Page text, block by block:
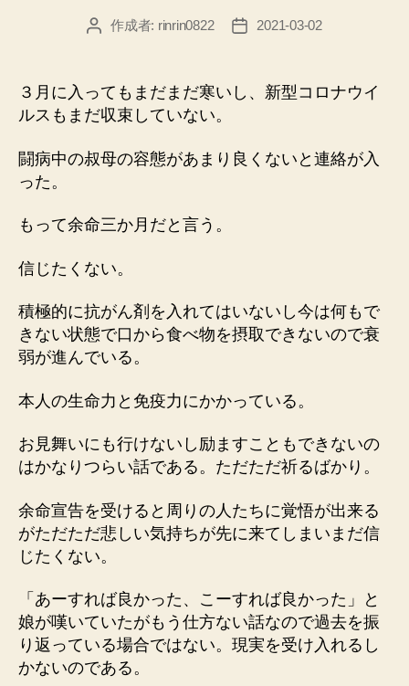
投 作成者: rinrin0822
投
2021-03-02
３月に入ってもまだまだ寒いし、新型コロナウイ
ルスもまだ収束していない。
闘病中の叔母の容態があまり良くないと連絡が入
った。
もって余命三か月だと言う。
信じたくない。
積極的に抗がん剤を入れてはいないし今は何もで
きない状態で口から食べ物を摂取できないので衰
弱が進んでいる。
本人の生命力と免疫力にかかっている。
お見舞いにも行けないし励ますこともできないの
はかなりつらい話である。ただただ祈るばかり。
余命宣告を受けると周りの人たちに覚悟が出来る
がただただ悲しい気持ちが先に来てしまいまだ信
じたくない。
「あーすれば良かった、こーすれば良かった」と
娘が嘆いていたがもう仕方ない話なので過去を振
り返っている場合ではない。現実を受け入れるし
かないのである。